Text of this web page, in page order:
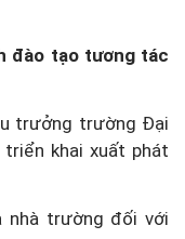
đào tạo tương tác
trưởng trường Đại
khai xuất phát
nhà trường đối với